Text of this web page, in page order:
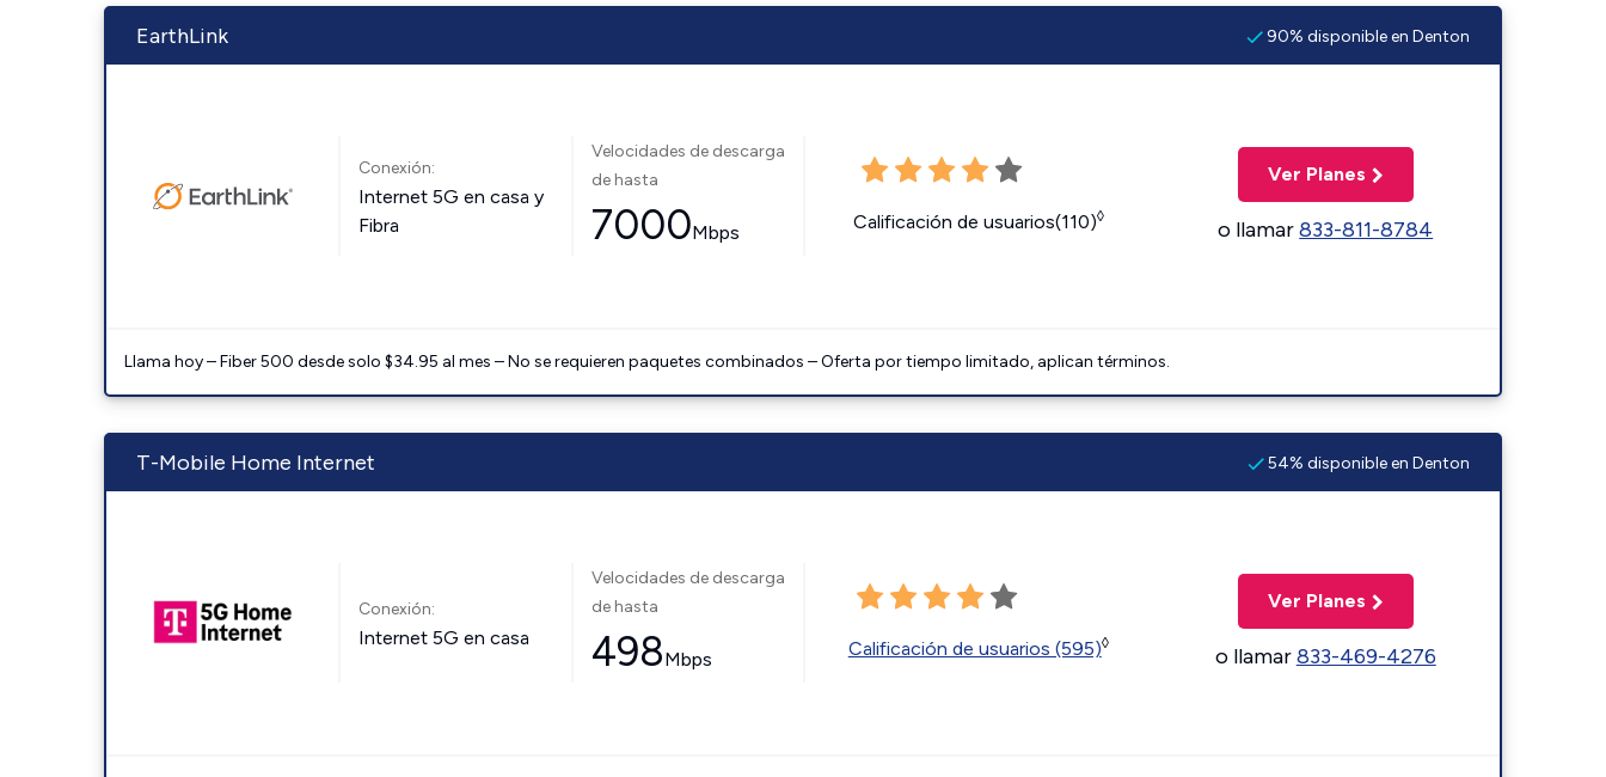
EarthLink 90% disponible en Denton
Conexión:
Internet 5G en casa y
Fibra
Velocidades de descarga
de hasta
7000Mbps Calificación de usuarios(110)◊
Ver Planes
o llamar833-811-8784
Llama hoy – Fiber 500 desde solo $34.95 al mes – No se requieren paquetes combinados – Oferta por tiempo limitado, aplican términos.
T-Mobile Home Internet 54% disponible en Denton
Conexión:
Internet 5G en casa
Velocidades de descarga
de hasta
498Mbps Calificación de usuarios (595)◊
Ver Planes
o llamar833-469-4276